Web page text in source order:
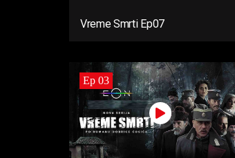
Vreme Smrti Ep07
Ep 03